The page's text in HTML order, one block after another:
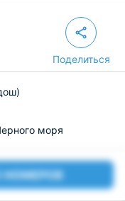
Поделиться
моря
НОМЕРОВ